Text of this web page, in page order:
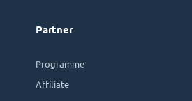
Partner
Programme
Affiliate